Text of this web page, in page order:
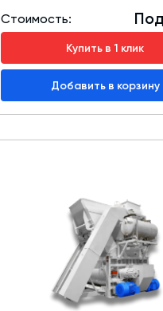
Стоимость:
Купить в 1 клик
Добавить в корзину